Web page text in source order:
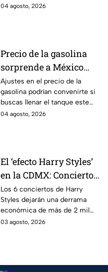
hoy martes 4 de agosto 2026:
04 agosto, 2026
Precio de la gasolina
sorprende a México
hoy: ¿en cuánto quedó?
Ajustes en el precio de la
gasolina podrían convenirte si
buscas llenar el tanque este
martes 4 de agosto 2026; aquí
04 agosto, 2026
El ‘efecto Harry Styles’
en la CDMX: Conciertos
dejarán derrama de
más de 2 mil millones
de pesos
Los 6 conciertos de Harry
Styles dejarán una derrama
económica de más de 2 mil
millones de pesos en CDMX,
03 agosto, 2026